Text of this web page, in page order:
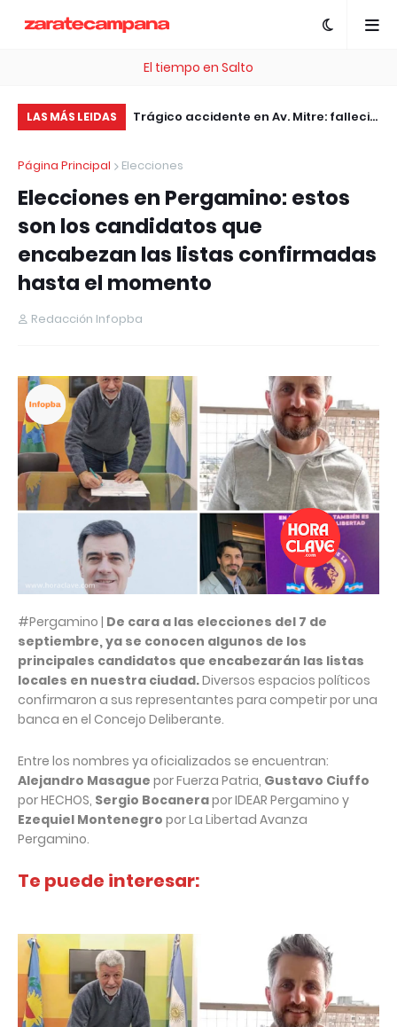
El tiempo en Salto
LAS MÁS LEIDAS
esta plataforma te
Trágico accidente en Av. Mitre: falleció
patrullero
Página Principal Elecciones
Elecciones en Pergamino: estos
son los candidatos que
encabezan las listas confirmadas
hasta el momento
Redacción Infopba
#Pergamino | De cara a las elecciones del 7 de
septiembre, ya se conocen algunos de los
principales candidatos que encabezarán las listas
locales en nuestra ciudad.Diversos espacios políticos
confirmaron a sus representantes para competir por una
banca en el Concejo Deliberante.
Entre los nombres ya oficializados se encuentran:
Alejandro Masague por Fuerza Patria, Gustavo Ciuffo
por HECHOS, Sergio Bocanerapor IDEAR Pergamino y
Ezequiel Montenegro por La Libertad Avanza
Pergamino.
Te puede interesar: